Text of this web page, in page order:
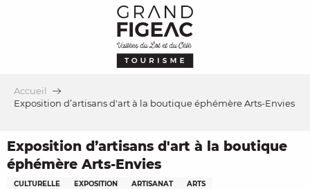
Accueil
Exposition d’artisans d'art à la boutique éphémère Arts-Envies
Exposition d’artisans d'art à la boutique
éphémère Arts-Envies
CULTURELLE EXPOSITION ARTISANAT ARTS